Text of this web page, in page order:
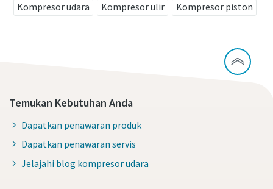
Kompresor udara Kompresor ulir Kompresor piston
Temukan Kebutuhan Anda
Dapatkan penawaran produk
Dapatkan penawaran servis
Jelajahi blog kompresor udara